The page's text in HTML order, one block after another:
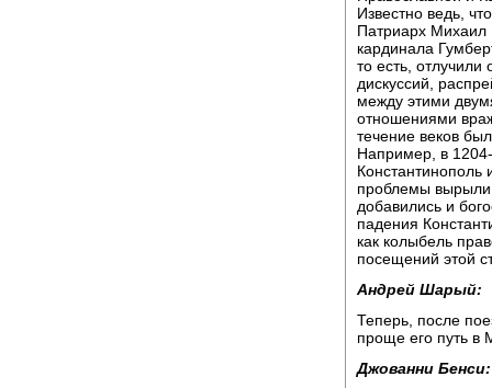
Известно ведь,
Патриарх Михаил
кардинала
то есть, отлучили
дискуссий,
между этими
отношениями
течение веков
Например, в 1204-
Константинополь
проблемы вырыли
добавились и
падения
как колыбель
посещений этой
Андрей Шарый:
Теперь, после
проще его путь в
Джованни Бенси: